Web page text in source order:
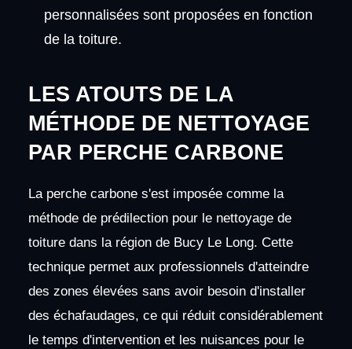
personnalisées sont proposées en fonction
de la toiture.
LES ATOUTS DE LA
MÉTHODE DE NETTOYAGE
PAR PERCHE CARBONE
La perche carbone s'est imposée comme la
méthode de prédilection pour le nettoyage de
toiture dans la région de Bucy Le Long. Cette
technique permet aux professionnels d'atteindre
des zones élevées sans avoir besoin d'installer
des échafaudages, ce qui réduit considérablement
le temps d'intervention et les nuisances pour le